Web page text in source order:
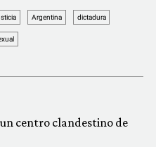
Argentina dictadura
centro clandestino de